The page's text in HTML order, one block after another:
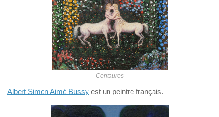
Centaures
Albert Simon Aimé Bussy est un peintre français.